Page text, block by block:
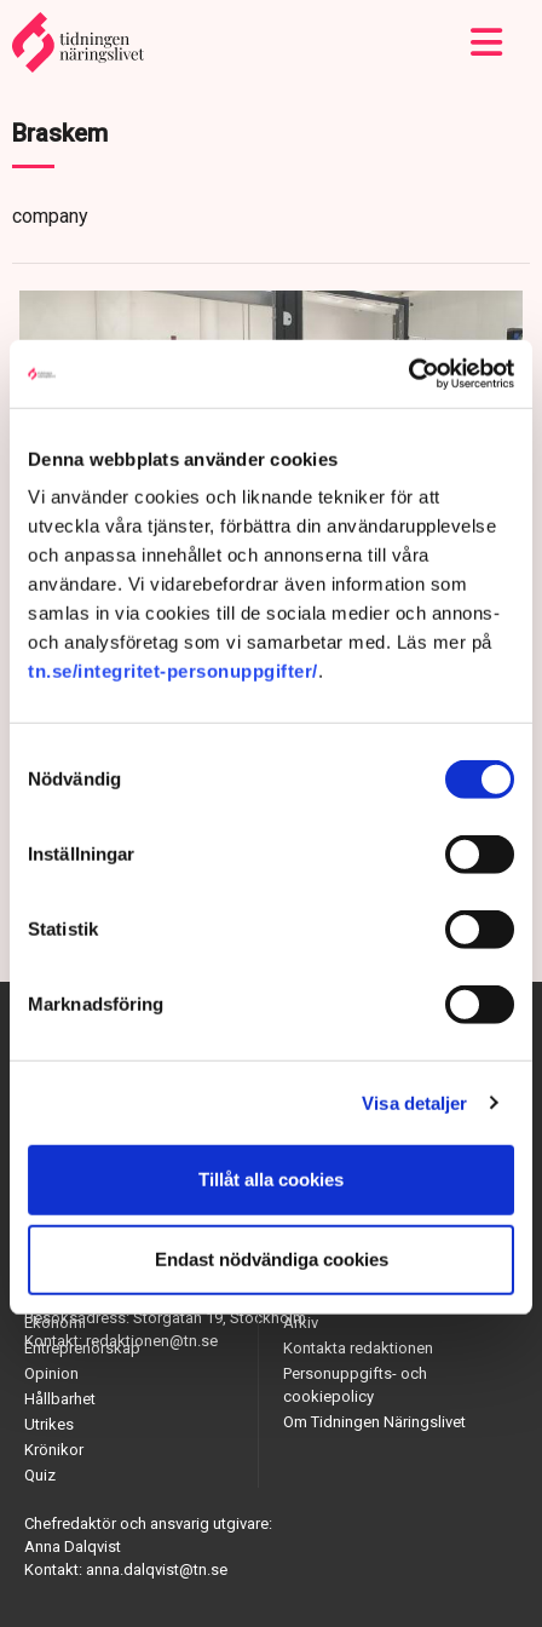
Denna webbplats använder cookies
Vi använder cookies och liknande tekniker för att
utveckla våra tjänster, förbättra din användarupplevelse
och anpassa innehållet och annonserna till våra
användare. Vi vidarebefordrar även information som
samlas in via cookies till de sociala medier och annons-
och analysföretag som vi samarbetar med. Läs mer på
tn.se/integritet-personuppgifter/.
Nödvändig
Inställningar
Statistik
Marknadsföring
Visa detaljer
Tillåt alla cookies
Endast nödvändiga cookies
Braskem
company
Svenska industrijättar larmar
om ny materialkris – ”Aldrig
sett något liknande”
materialförsörjningen istället för att utveckla
företaget, förklarar Helge Steg, vd på Arta Plast. Det
handlar om att överleva här och nu. ”Den som skriker
mest får material”, säger han till TN.
Adress: Tidningen Näringslivet, 114 82 Stockholm
Besöksadress: Storgatan 19, Stockholm
Kontakt: redaktionen@tn.se
Näringsliv
Ekonomi
Entreprenörskap
Opinion
Hållbarhet
Utrikes
Krönikor
Quiz
Appar
Nyhetsbrev
Arkiv
Kontakta redaktionen
Personuppgifts- och
cookiepolicy
Om Tidningen Näringslivet
Chefredaktör och ansvarig utgivare:
Anna Dalqvist
Kontakt: anna.dalqvist@tn.se